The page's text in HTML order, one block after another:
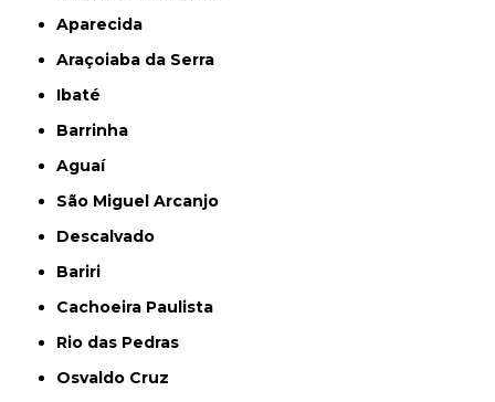
Aparecida
Araçoiaba da Serra
Ibaté
Barrinha
Aguaí
São Miguel Arcanjo
Descalvado
Bariri
Cachoeira Paulista
Rio das Pedras
Osvaldo Cruz